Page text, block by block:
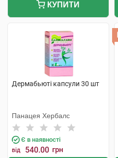
КУПИТИ
Дермабьюті капсули 30 шт
Панацея Хербалс
Є в наявності
від 540.00 грн